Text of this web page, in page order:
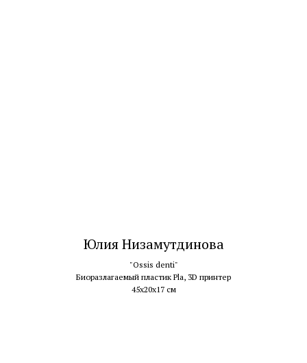
Юлия Низамутдинова
"Ossis denti"
Биоразлагаемый пластик Pla, 3D принтер
45х20х17 см